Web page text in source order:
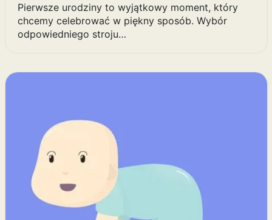
Pierwsze urodziny to wyjątkowy moment, który
chcemy celebrować w piękny sposób. Wybór
odpowiedniego stroju…